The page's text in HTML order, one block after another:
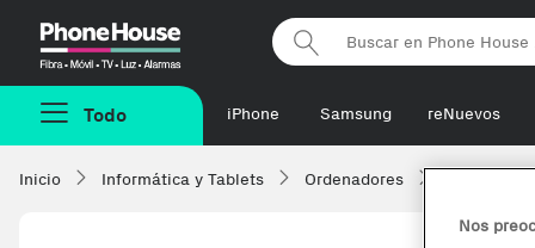
Phonehouse
Todo iPhone Samsung reNuevos
Inicio Informática y Tablets Ordenadores
Nos